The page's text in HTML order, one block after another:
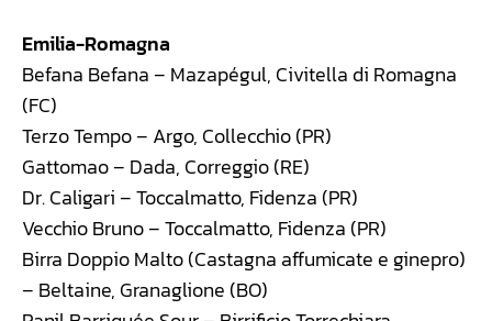
Emilia-Romagna
Befana Befana – Mazapégul, Civitella di Romagna
(FC)
Terzo Tempo – Argo, Collecchio (PR)
Gattomao – Dada, Correggio (RE)
Dr. Caligari – Toccalmatto, Fidenza (PR)
Vecchio Bruno – Toccalmatto, Fidenza (PR)
Birra Doppio Malto (Castagna affumicate e ginepro)
– Beltaine, Granaglione (BO)